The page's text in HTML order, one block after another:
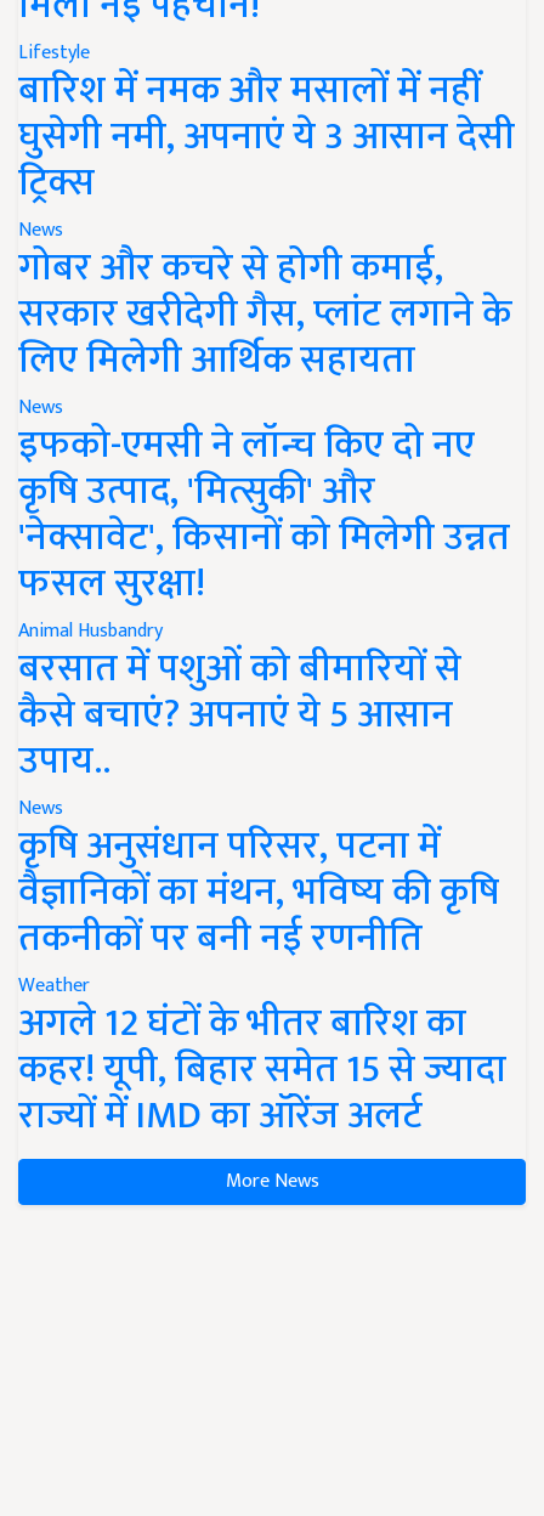
Lifestyle
बारिश में नमक और मसालों में नहीं
घुसेगी नमी, अपनाएं ये 3 आसान देसी
ट्रिक्स
News
गोबर और कचरे से होगी कमाई,
सरकार खरीदेगी गैस, प्लांट लगाने के
लिए मिलेगी आर्थिक सहायता
News
इफको-एमसी ने लॉन्च किए दो नए
कृषि उत्पाद, 'मित्सुकी' और
'नेक्सावेट', किसानों को मिलेगी उन्नत
फसल सुरक्षा!
Animal Husbandry
बरसात में पशुओं को बीमारियों से
कैसे बचाएं? अपनाएं ये 5 आसान
उपाय..
News
कृषि अनुसंधान परिसर, पटना में
वैज्ञानिकों का मंथन, भविष्य की कृषि
तकनीकों पर बनी नई रणनीति
Weather
अगले 12 घंटों के भीतर बारिश का
कहर! यूपी, बिहार समेत 15 से ज्यादा
राज्यों में IMD का ऑरेंज अलर्ट
More News